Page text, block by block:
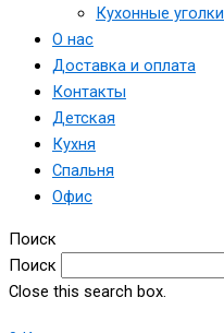
Кухонные уголки
О нас
Доставка и оплата
Контакты
Детская
Кухня
Спальня
Офис
Поиск
Поиск
Close this search box.